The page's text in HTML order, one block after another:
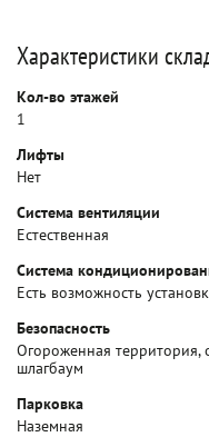
Характеристики
Кол-во этажей
1
Лифты
Нет
Система вентиляции
Естественная
Система
Есть возможность
Безопасность
Огороженная территория,
шлагбаум
Парковка
Наземная